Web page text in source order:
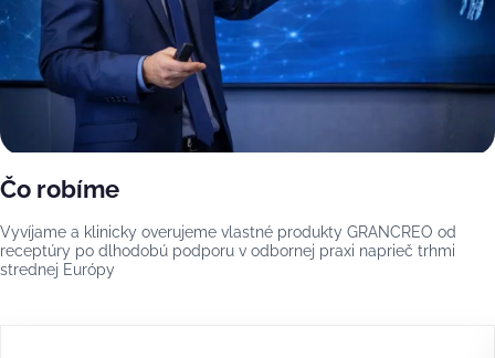
Čo robíme
Vyvíjame a klinicky overujeme vlastné produkty GRANCREO od
receptúry po dlhodobú podporu v odbornej praxi naprieč trhmi
strednej Európy